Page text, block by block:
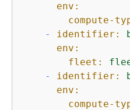
env:
compute-
-
identifier:
env:
fleet:
-
identifier:
env:
compute-